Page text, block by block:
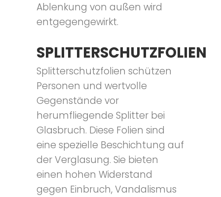
Ablenkung von außen wird
entgegengewirkt.
SPLITTERSCHUTZFOLIEN
Splitterschutzfolien schützen
Personen und wertvolle
Gegenstände vor
herumfliegende Splitter bei
Glasbruch. Diese Folien sind
eine spezielle Beschichtung auf
der Verglasung. Sie bieten
einen hohen Widerstand
gegen Einbruch, Vandalismus